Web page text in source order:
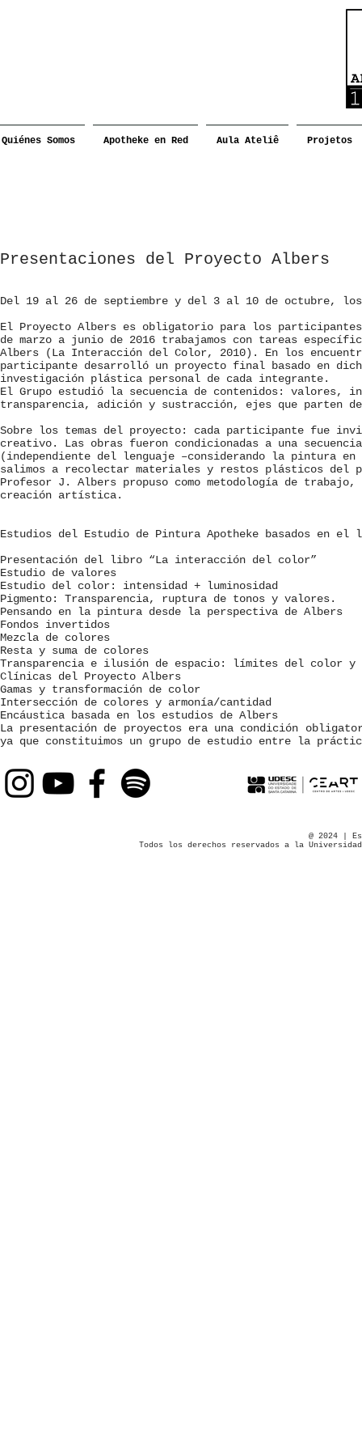
Quiénes Somos Apotheke en Red Aula Ateliê Projetos
Presentaciones del Proyecto Albers
Del 19 al 26 de septiembre y del 3 al 10 de octubre,
El Proyecto Albers es obligatorio para los
de marzo a junio de 2016 trabajamos con tareas
Albers (La Interacción del Color, 2010). En los
participante desarrolló un proyecto final basado en
investigación plástica personal de cada integrante.
El Grupo estudió la secuencia de contenidos: valores,
transparencia, adición y sustracción, ejes que parten
Sobre los temas del proyecto: cada participante fue
creativo. Las obras fueron condicionadas a una
(independiente del lenguaje –considerando la pintura
salimos a recolectar materiales y restos plásticos
Profesor J. Albers propuso como metodología de
creación artística.
Estudios del Estudio de Pintura Apotheke basados en
Presentación del libro “La interacción del color”
Estudio de valores
Estudio del color: intensidad + luminosidad
Pigmento: Transparencia, ruptura de tonos y valores.
Pensando en la pintura desde la perspectiva de Albers
Fondos invertidos
Mezcla de colores
Resta y suma de colores
Transparencia e ilusión de espacio: límites del color
Clínicas del Proyecto Albers
Gamas y transformación de color
Intersección de colores y armonía/cantidad
Encáustica basada en los estudios de Albers
La presentación de proyectos era una condición
ya que constituimos un grupo de estudio entre la
@ 2024 |
Todos los derechos reservados a la